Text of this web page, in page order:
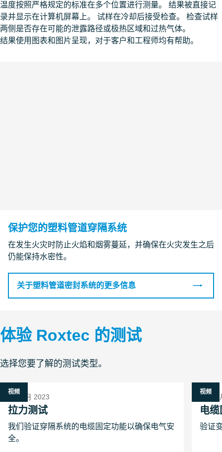
温度按照严格规定的标准在多个位置进行测量。 结果被直接记
录并显示在计算机屏幕上。 试样在冷却后接受检查。 检查试样
两侧是否存在可能的泄露路径或极热区域和过热气体。
结果使用图表和图片呈现，对于客户和工程师均有帮助。
保护您的塑料管道穿隔系统
在发生火灾时防止火焰和烟雾蔓延，并确保在火灾发生之后
仍能保持水密性。
关于塑料管道密封系统的更多信息
体验 Roxtec 的测试
选择您要了解的测试类型。
视频
10 十月 2023
拉力测试
我们验证穿隔系统的电缆固定功能以确保电气安
全。
视频
9 十二
电
验证